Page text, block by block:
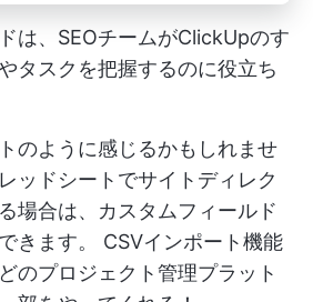
は、SEOチームがClickUpのす
タスクを把握するのに役立ち
のように感じるかもしれませ
ッドシートでサイトディレク
場合は、カスタムフィールド
きます。 CSVインポート機能
のプロジェクト管理プラット